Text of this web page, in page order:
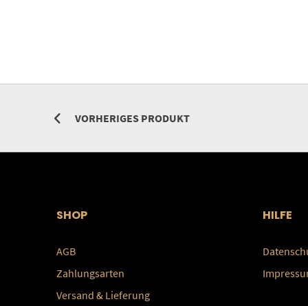
VORHERIGES PRODUKT
SHOP
AGB
Zahlungsarten
Versand & Lieferung
HILFE